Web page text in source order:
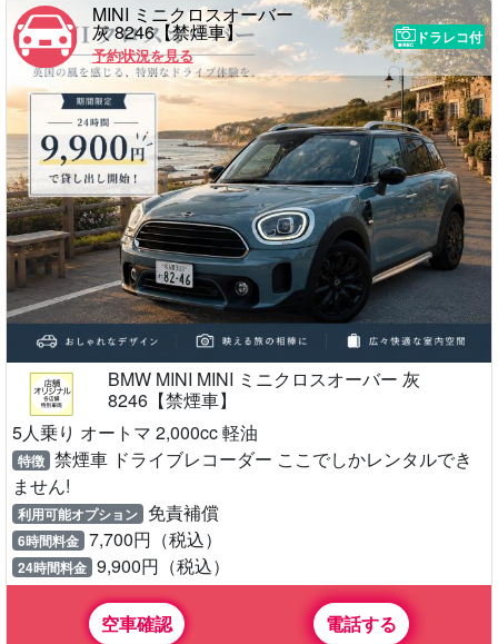
MINI ミニクロスオーバー
灰 8246【禁煙車】
予約状況を見る
ドラレコ付
BMW MINI MINI ミニクロスオーバー 灰
8246【禁煙車】
5人乗り オートマ 2,000cc 軽油
特徴 禁煙車 ドライブレコーダー ここでしかレンタルでき
ません!
利用可能オプション 免責補償
6時間料金 7,700円（税込）
24時間料金 9,900円（税込）
空車確認 電話する